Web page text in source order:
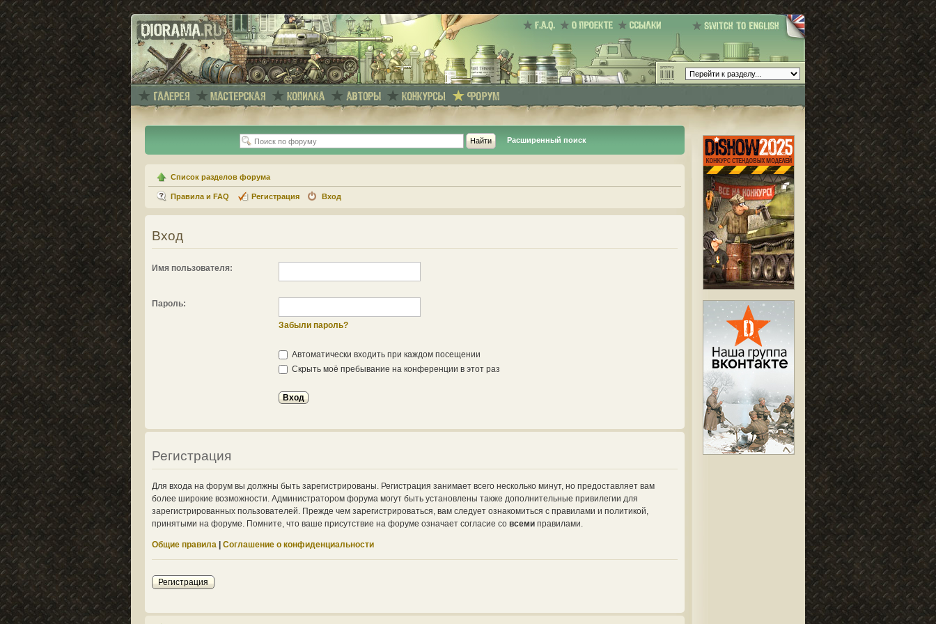
Расширенный поиск
Список разделов форума
Правила и FAQ Регистрация Вход
Вход
Имя пользователя:
Пароль:
Забыли пароль?
Автоматически входить при каждом посещении
Скрыть моё пребывание на конференции в этот раз
Регистрация
Для входа на форум вы должны быть зарегистрированы. Регистрация занимает всего несколько минут, но предоставляет вам
более широкие возможности. Администратором форума могут быть установлены также дополнительные привилегии для
зарегистрированных пользователей. Прежде чем зарегистрироваться, вам следует ознакомиться с правилами и политикой,
принятыми на форуме. Помните, что ваше присутствие на форуме означает согласие со всеми правилами.
Общие правила | Соглашение о конфиденциальности
Регистрация